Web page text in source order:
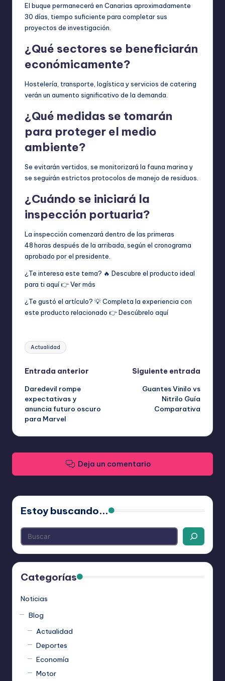
El buque permanecerá en Canarias aproximadamente
30 días, tiempo suficiente para completar sus
proyectos de investigación.
¿Qué sectores se beneficiarán
económicamente?
Hostelería, transporte, logística y servicios de catering
verán un aumento significativo de la demanda.
¿Qué medidas se tomarán
para proteger el medio
ambiente?
Se evitarán vertidos, se monitorizará la fauna marina y
se seguirán estrictos protocolos de manejo de residuos.
¿Cuándo se iniciará la
inspección portuaria?
La inspección comenzará dentro de las primeras
48 horas después de la arribada, según el cronograma
aprobado por el presidente.
¿Te interesa este tema? 🔥 Descubre el producto ideal
para ti aquí 👉Ver más
¿Te gustó el artículo? 💡 Completa la experiencia con
este producto relacionado 👉Descúbrelo aquí
Etiquetas:
Actualidad
Navegación
de
entradas
Entrada anterior
Daredevil rompe
expectativas y
anuncia futuro oscuro
para Marvel
Siguiente entrada
Guantes Vinilo vs
Nitrilo Guía
Comparativa
Deja un comentario
Estoy buscando...
Categorías
Noticias
Blog
Actualidad
Deportes
Economía
Motor